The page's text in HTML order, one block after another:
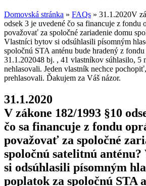
Domovská stránka » FAQs » 31.1.2020V
odsek 3 je uvedené čo sa financuje z fondu
považovať za spoločné zariadenie domu
Vlastníci bytov si odsúhlasili písomným
spoločnú STA anténu bude hradený z fondu
31.1.202048 bj. , 41 vlastníkov súhlasilo, 5
nehlasovali. Jeden vlastník nechce
prehlasovali. Ďakujem za Váš názor.
31.1.2020
V zákone 182/1993 §10
čo sa financuje z fondu
považovať za spoločné
spoločnú satelitnú
si odsúhlasili písomným
poplatok za spoločnú STA